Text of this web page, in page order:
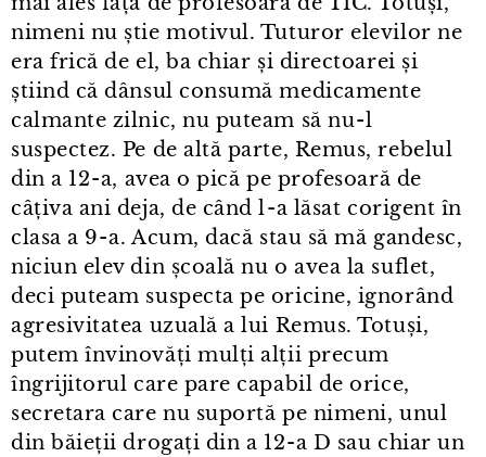
nimeni nu știe motivul. Tuturor elevilor ne
era frică de el, ba chiar și directoarei și
știind că dânsul consumă medicamente
calmante zilnic, nu puteam să nu⁠-⁠l
suspectez. Pe de altă parte, Remus, rebelul
din a 12⁠-⁠a, avea o pică pe profesoară de
câțiva ani deja, de când l⁠-⁠a lăsat corigent în
clasa a 9⁠-⁠a. Acum, dacă stau să mă gandesc,
niciun elev din școală nu o avea la suflet,
deci puteam suspecta pe oricine, ignorând
agresivitatea uzuală a lui Remus. Totuși,
putem învinovăți mulți alții precum
îngrijitorul care pare capabil de orice,
secretara care nu suportă pe nimeni, unul
din băieții drogați din a 12⁠-⁠a D sau chiar un